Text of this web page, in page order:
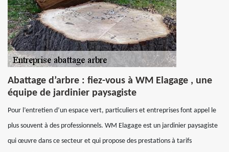
Abattage d’arbre : fiez-vous à WM Elagage , une
équipe de jardinier paysagiste
Pour l’entretien d’un espace vert, particuliers et entreprises font appel le
plus souvent à des professionnels. WM Elagage est un jardinier paysagiste
qui œuvre dans ce secteur et qui propose des prestations à tarifs